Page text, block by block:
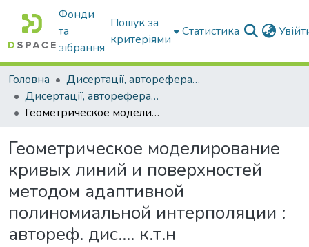
Фонди
та
зібрання
Пошук за
критеріями
Статистика
Головна
Дисертації, автореферати дисертацій
Дисертації, автореферати дисертацій
Геометрическое моделирование кривых линий и поверхностей методом адаптивной полиномиальной интерполяции : автореф. дис.... к.т.н
Геометрическое моделирование
кривых линий и поверхностей
методом адаптивной
полиномиальной интерполяции :
автореф. дис.... к.т.н